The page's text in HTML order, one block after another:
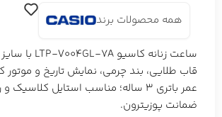
همه محصولات برند
قاب طلایی، بند چرمی، نمایش تاریخ و موتور
عمر باتری 3 ساله؛ مناسب استایل
ضمانت پوزیترون.